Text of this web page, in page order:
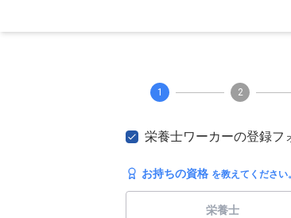
1 2
栄養士ワーカーの登録フ
お持ちの資格 を教えてください
栄養士